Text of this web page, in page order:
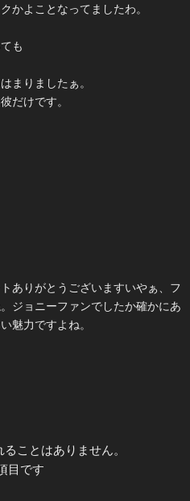
かよことなってましたわ。
も
まりましたぁ。
だけです。
ありがとうございますいやぁ、フ
ジョニーファンでしたか確かにあ
魅力ですよね。
ことはありません。
目です